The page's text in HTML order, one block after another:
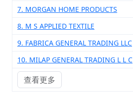
7. MORGAN HOME PRODUCTS
8. M S APPLIED TEXTILE
9. FABRICA GENERAL TRADING LLC
10. MILAP GENERAL TRADING L L C
查看更多